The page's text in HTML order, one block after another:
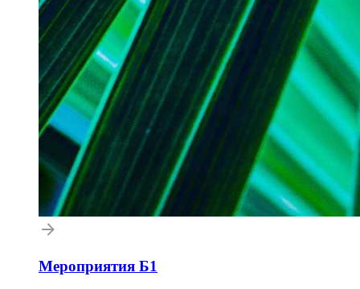
Мероприятия Б1